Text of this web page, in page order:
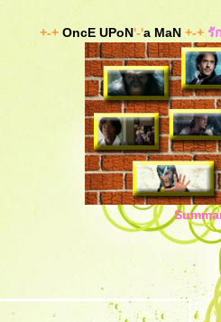
+-+OncE UPoN'-'a MaN +-+ รั